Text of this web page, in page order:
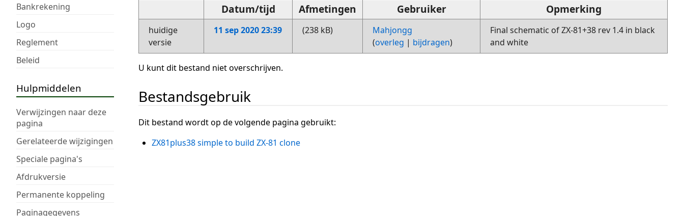
Bankrekening
Logo
Reglement
Beleid
Hulpmiddelen
Verwijzingen naar deze
pagina
Gerelateerde wijzigingen
Speciale pagina's
Afdrukversie
Permanente koppeling
Paginagegevens
Datum/tijd Afmetingen Gebruiker Opmerking
huidige
versie
11 sep 2020 23:39 (238 kB)
Mahjongg
(overleg | bijdragen)
Final schematic of ZX-81+38 rev 1.4 in black
and white
U kunt dit bestand niet overschrijven.
Bestandsgebruik
Dit bestand wordt op de volgende pagina gebruikt:
ZX81plus38 simple to build ZX-81 clone